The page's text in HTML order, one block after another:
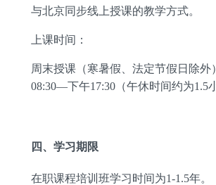
与北京同步线上授课的教学方式。
上课时间：
周末授课（寒暑假、法定节假日除外
08:30—下午17:30 （午休时间约为1.5
四、学习期限
在职课程培训班学习时间为1-1.5年。